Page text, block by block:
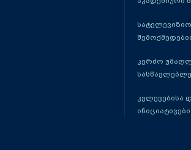
სატელევიზიო
კერძო
კვლევებისა